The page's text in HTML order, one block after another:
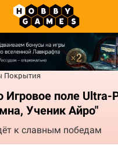
Покрытия
поле Ultra-
Ученик Айро"
к славным победам